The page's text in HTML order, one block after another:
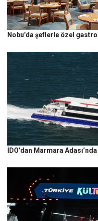
Nobu’da şeflerle özel
İDO’dan Marmara